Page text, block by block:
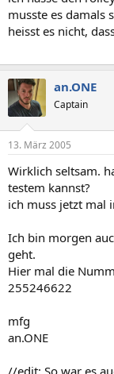
musste es damals
heisst es nicht,
an.ONE
Captain
13. März 2005
Wirklich seltsam.
testem kannst?
ich muss jetzt mal
Ich bin morgen
geht.
Hier mal die
255246622
mfg
an.ONE
//edit: So war es